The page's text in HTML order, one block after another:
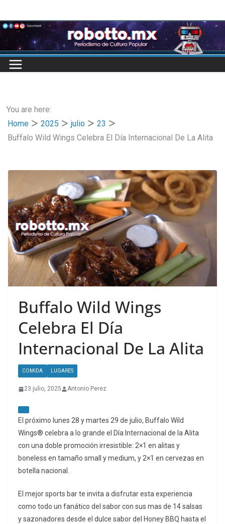
to
content
You are here:
Home
2025 julio
23
Buffalo Wild Wings Celebra El Día Internacional De La Alita
Buffalo Wild Wings
Celebra El Día
Internacional De La Alita
COMIDA LUGARES
23 julio, 2025 Antonio Perez
El próximo lunes 28 y martes 29 de julio, Buffalo Wild
Wings® celebra a lo grande el Día Internacional de la Alita
con una doble promoción irresistible: 2×1 en alitas y
boneless en tamaño small y medium, y 2×1 en cervezas en
botella nacional.
El mejor sports bar te invita a disfrutar esta experiencia
como todo un fanático del sabor con sus mas de 14 salsas
y sazonadores desde el dulce sabor del Honey BBQ hasta el